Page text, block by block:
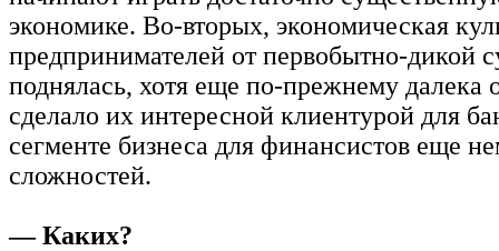
экономике. Во-вторых, экономическая
предпринимателей от первобытно-дикой
поднялась, хотя еще по-прежнему далека
сделало их интересной клиентурой для
сегменте бизнеса для финансистов еще
сложностей.
— Каких?